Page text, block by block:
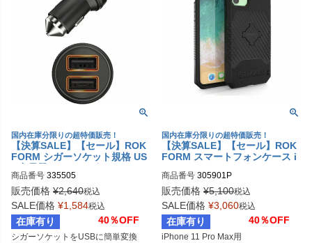
国内在庫分限りの超特価販売！
【決算SALE】【セール】ROK
FORM シガーソケット規格 US
商品番号 335505
販売価格 ¥2,640税込
SALE価格 ¥1,584税込
在庫有り 40％OFF
シガーソケットをUSBに簡単変換
国内在庫分限りの超特価販売！
【決算SALE】【セール】ROK
FORM スマートフォンケース i
ース ブラック
商品番号 305901P
販売価格 ¥5,100税込
SALE価格 ¥3,060税込
在庫有り 40％OFF
iPhone 11 Pro Max用